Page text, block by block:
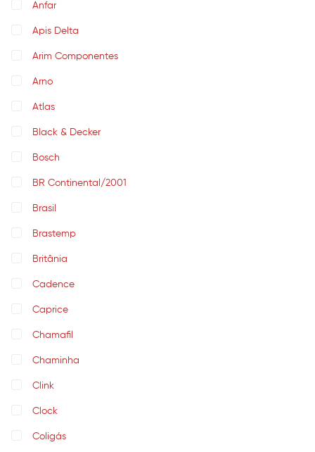
Anfar
Apis Delta
Arim Componentes
Arno
Atlas
Black & Decker
Bosch
BR Continental/2001
Brasil
Brastemp
Britânia
Cadence
Caprice
Chamafil
Chaminha
Clink
Clock
Coligás